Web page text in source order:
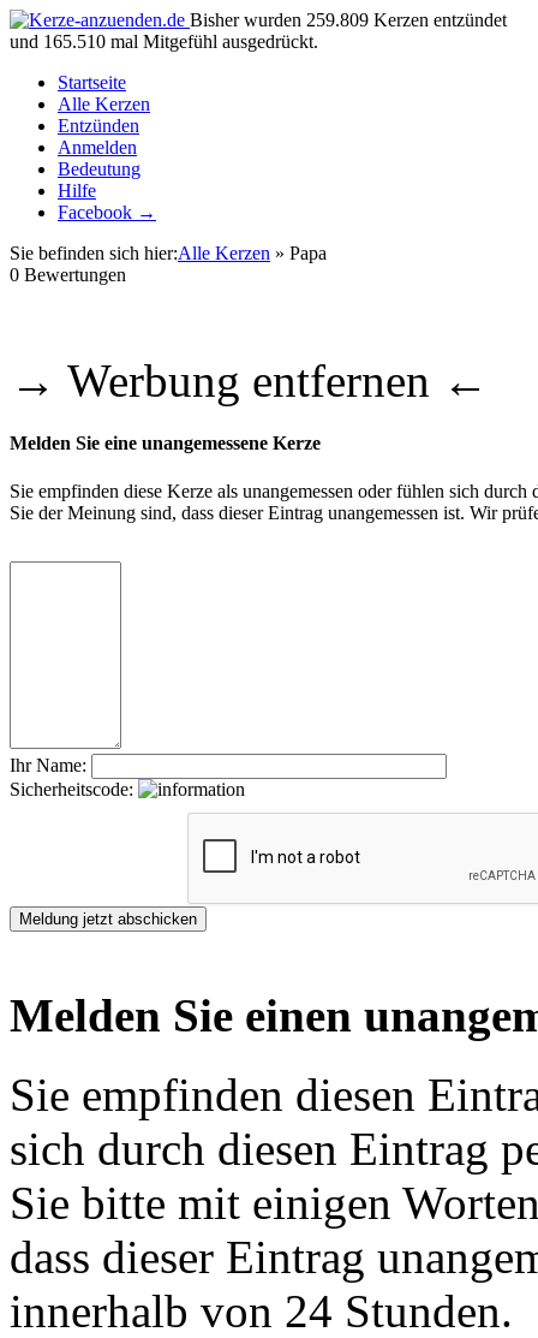
Bisher wurden 259.809 Kerzen entzündet
und 165.510 mal Mitgefühl ausgedrückt.
Startseite
Alle Kerzen
Entzünden
Anmelden
Bedeutung
Hilfe
Facebook →
Sie befinden sich hier:Alle Kerzen » Papa
0 Bewertungen
→ Werbung entfernen ←
Melden Sie eine unangemessene Kerze
Sie empfinden diese Kerze als unangemessen oder fühlen sich
Sie der Meinung sind, dass dieser Eintrag unangemessen ist. Wir
Ihr Name:
Sicherheitscode:
Melden Sie einen
Sie empfinden diesen
sich durch diesen Eintrag
Sie bitte mit einigen
dass dieser Eintrag
innerhalb von 24 Stunden.